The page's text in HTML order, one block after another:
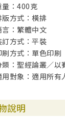
、偏見
、威哥
、魯汶查經班
一、荷蘭華人教會
二、伊拉克基督徒
三、忠心
四、華僑冬至
六、出發
七、學習語言
量：400克
版方式：橫排
言：繁體中文
訂方式：平裝
刷方式：單色印刷
類：聖經論叢／以
用對象：適用所有
說明